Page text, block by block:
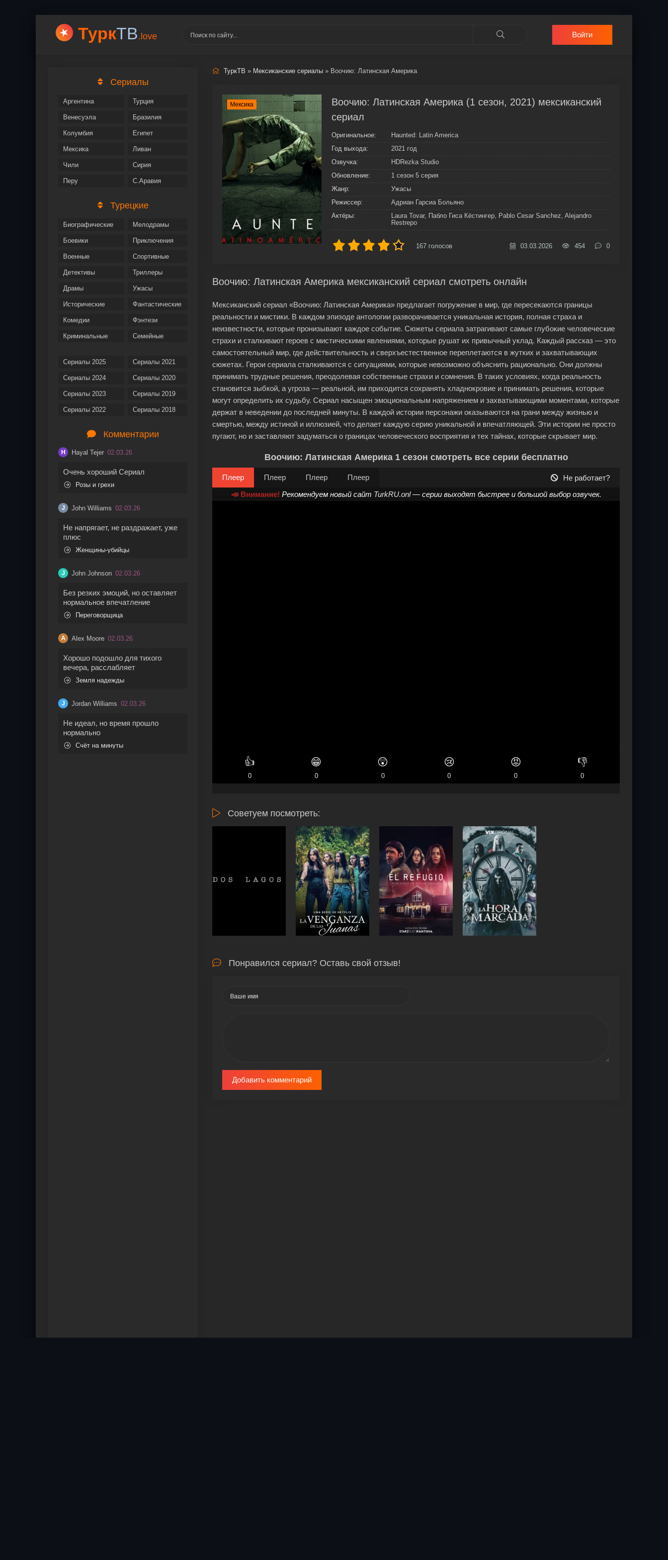
ТуркТВ.love Войти
Сериалы
Аргентина
Венесуэла
Колумбия
Мексика
Чили
Перу
Турция
Бразилия
Египет
Ливан
Сирия
С.Аравия
Турецкие
Биографические
Боевики
Военные
Детективы
Драмы
Исторические
Комедии
Криминальные
Мелодрамы
Приключения
Спортивные
Триллеры
Ужасы
Фантастические
Фэнтези
Семейные
Сериалы 2025
Сериалы 2024
Сериалы 2023
Сериалы 2022
Сериалы 2021
Сериалы 2020
Сериалы 2019
Сериалы 2018
Комментарии
H Hayal Tejer 02.03.26
Очень хороший Сериал
Розы и грехи
J John Williams 02.03.26
Не напрягает, не раздражает, уже
плюс
Женщины-убийцы
J John Johnson 02.03.26
Без резких эмоций, но оставляет
нормальное впечатление
Переговорщица
A Alex Moore 02.03.26
Хорошо подошло для тихого
вечера, расслабляет
Земля надежды
J Jordan Williams 02.03.26
Не идеал, но время прошло
нормально
Счёт на минуты
ТуркТВ » Мексиканские сериалы » Воочию: Латинская Америка
Мексика
Воочию: Латинская Америка (1 сезон, 2021) мексиканский
сериал
Оригинальное:
Haunted: Latin America
Год выхода:
2021 год
Озвучка:
HDRezka Studio
Обновление:
1 сезон 5 серия
Жанр:
Ужасы
Режиссер:
Адриан Гарсиа Больяно
Актёры:
Laura Tovar, Пабло Гиса Кёстингер, Pablo Cesar Sanchez, Alejandro
Restrepo
167 голосов 03.03.2026 454 0
Воочию: Латинская Америка мексиканский сериал смотреть онлайн
Мексиканский сериал «Воочию: Латинская Америка» предлагает погружение в мир, где пересекаются границы
реальности и мистики. В каждом эпизоде антологии разворачивается уникальная история, полная страха и
неизвестности, которые пронизывают каждое событие. Сюжеты сериала затрагивают самые глубокие человеческие
страхи и сталкивают героев с мистическими явлениями, которые рушат их привычный уклад. Каждый рассказ — это
самостоятельный мир, где действительность и сверхъестественное переплетаются в жутких и захватывающих
сюжетах. Герои сериала сталкиваются с ситуациями, которые невозможно объяснить рационально. Они должны
принимать трудные решения, преодолевая собственные страхи и сомнения. В таких условиях, когда реальность
становится зыбкой, а угроза — реальной, им приходится сохранять хладнокровие и принимать решения, которые
могут определить их судьбу. Сериал насыщен эмоциональным напряжением и захватывающими моментами, которые
держат в неведении до последней минуты. В каждой истории персонажи оказываются на грани между жизнью и
смертью, между истиной и иллюзией, что делает каждую серию уникальной и впечатляющей. Эти истории не просто
пугают, но и заставляют задуматься о границах человеческого восприятия и тех тайнах, которые скрывает мир.
Воочию: Латинская Америка 1 сезон смотреть все серии бесплатно
Плеер Плеер Плеер Плеер
Не работает?
📣 Внимание! Рекомендуем новый сайт TurkRU.onl— серии выходят быстрее и большой выбор озвучек.
👍
0
😁
0
😲
0
😢
0
😡
0
👎
0
Советуем посмотреть:
Понравился сериал? Оставь свой отзыв!
Добавить комментарий